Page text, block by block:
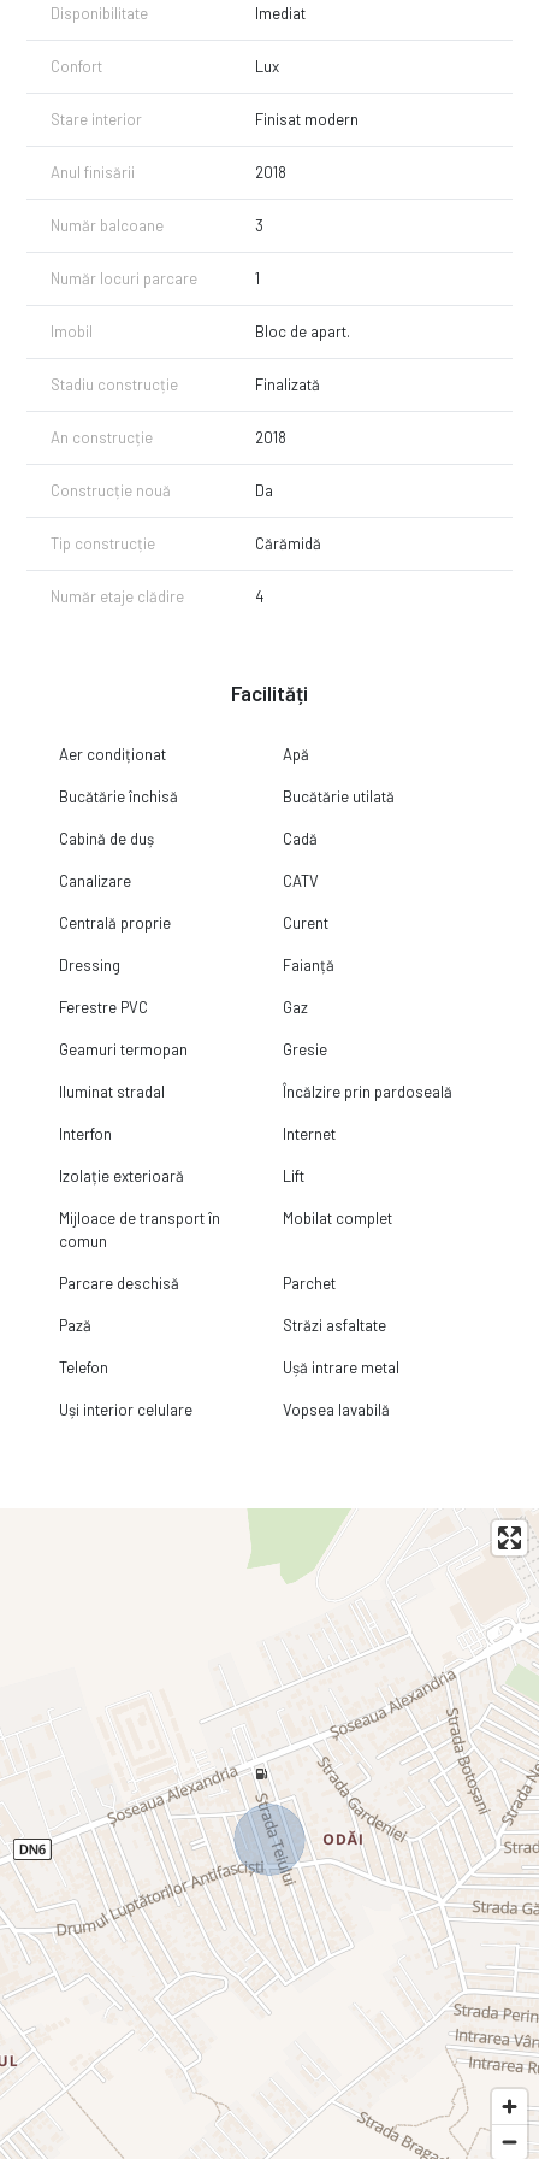
ansamblu rezidențial modern, securizat, cu spații verzi și grădină
ℹ️Buget insuficient? La HABITAT Brokers ai serviciu de finanțare inclus:
Identificăm tipul de credit ideal.
Simulăm rata. Comparăm ofertele actuale din piață.
Depunem dosarul și stăm în legătură cu banca până la aprobare.
Totul cu ZERO costuri suplimentare.
Disponibilitate Imediat
Confort Lux
Stare interior Finisat modern
Anul finisării 2018
Număr balcoane 3
Număr locuri parcare 1
Imobil Bloc de apart.
Stadiu construcție Finalizată
An construcție 2018
Construcție nouă Da
Tip construcție Cărămidă
Număr etaje clădire 4
Facilități
Aer condiționat Apă
Bucătărie închisă Bucătărie utilată
Cabină de duș Cadă
Canalizare CATV
Centrală proprie Curent
Dressing Faianță
Ferestre PVC Gaz
Geamuri termopan Gresie
Iluminat stradal Încălzire prin pardoseală
Interfon Internet
Izolație exterioară Lift
Mijloace de transport în
comun
Mobilat complet
Parcare deschisă Parchet
Pază Străzi asfaltate
Telefon Ușă intrare metal
Uși interior celulare Vopsea lavabilă